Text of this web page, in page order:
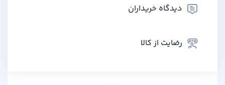
دیدگاه خریداران
رضایت از کالا